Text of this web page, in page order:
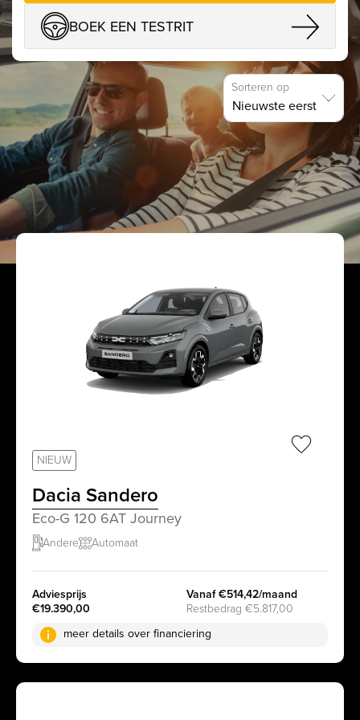
BOEK EEN TESTRIT
209wagens gevonden.
DACIA DEMO
TOON FILTERS Sorteren op
NIEUW
Dacia Sandero
Eco-G 120 6AT Journey
Andere Automaat
Adviesprijs
€19.390,00
Vanaf €514,42/maand
Restbedrag €5.817,00
meer details over financiering